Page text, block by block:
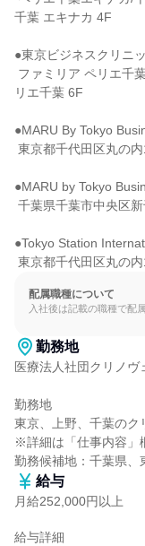
千葉 エキナカ 4F
●東京ビジネスクリニ
リエ千葉 6F
●MARU By Tokyo
●MARU by Tokyo
●Tokyo Station
東京都千代田区丸の
配属職種について
入社後は記載の職種で配
勤務地
医療法人社団クリノヴ
勤務地
東京、上野、千葉のク
※詳細は「仕事内容」
勤務候補地：千葉県、
給与
月給252,000円以上
給与詳細